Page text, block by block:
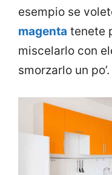
esempio se
magenta tenete
miscelarlo con
smorzarlo un po’.